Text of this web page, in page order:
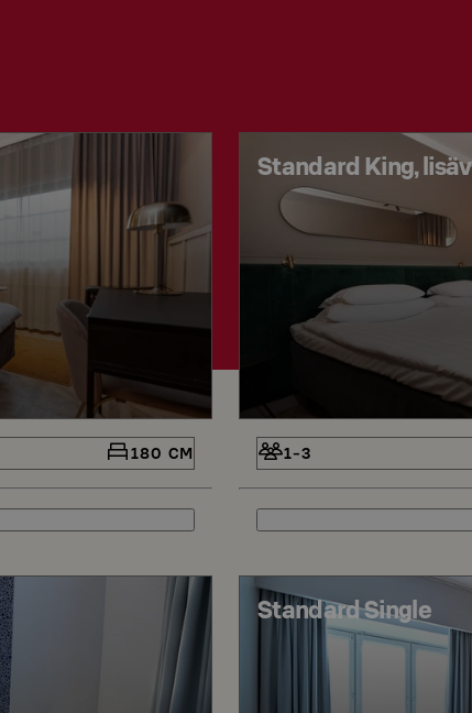
180 CM
Standard King,
1-3
Standard Single